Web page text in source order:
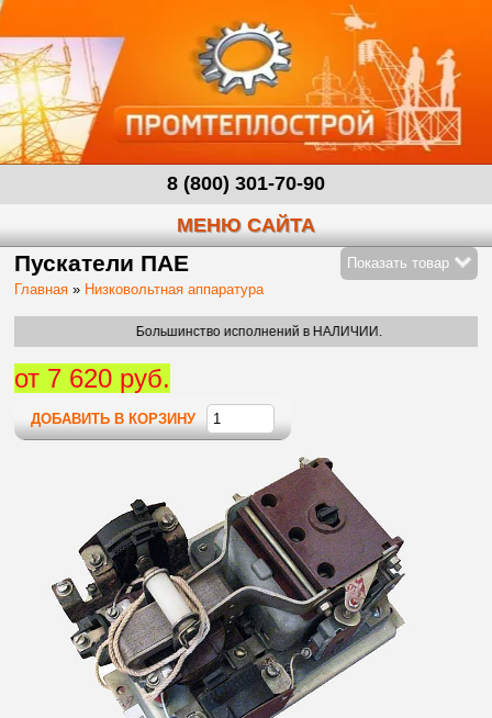
8 (800) 301-70-90
МЕНЮ САЙТА
Пускатели ПАЕ
Показать товар
Главная » Низковольтная аппаратура
Большинство исполнений в НАЛИЧИИ.
от 7 620 руб.
ДОБАВИТЬ В КОРЗИНУ